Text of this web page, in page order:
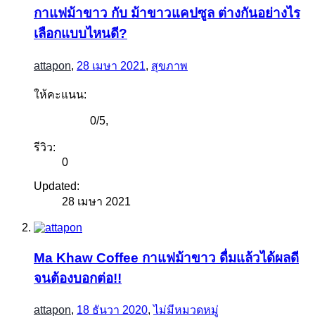
กาแฟม้าขาว กับ ม้าขาวแคปซูล ต่างกันอย่างไร
เลือกแบบไหนดี?
attapon, 28 เมษา 2021, สุขภาพ
ให้คะแนน:
0/5,
รีวิว:
0
Updated:
28 เมษา 2021
Ma Khaw Coffee กาแฟม้าขาว ดื่มแล้วได้ผลดี
จนต้องบอกต่อ!!
attapon, 18 ธันวา 2020,ไม่มีหมวดหมู่